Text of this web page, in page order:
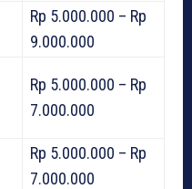
Rp 5.000.000 – Rp
9.000.000
Rp 5.000.000 – Rp
7.000.000
Rp 5.000.000 – Rp
7.000.000